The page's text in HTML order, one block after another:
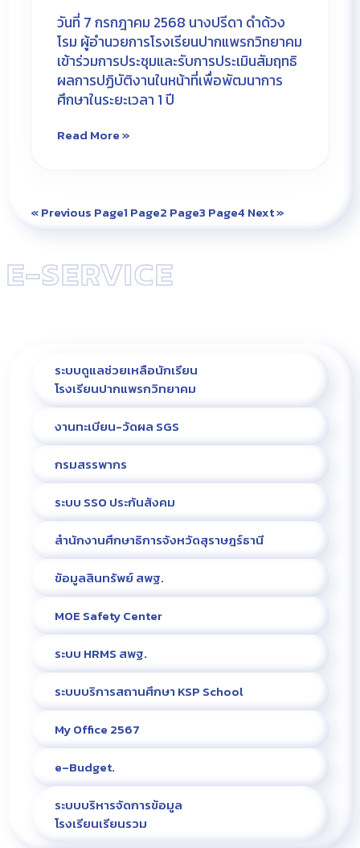
วันที่ 7 กรกฎาคม 2568 นางปรีดา ดำด้วง
โรม ผู้อำนวยการโรงเรียนปากแพรกวิทยาคม
เข้าร่วมการประชุมและรับการประเมินสัมฤทธิ
ผลการปฏิบัติงานในหน้าที่เพื่อพัฒนาการ
ศึกษาในระยะเวลา 1 ปี
Read More »
« Previous Page1 Page2 Page3 Page4 Next »
E-SERVICE
ระบบดูแลช่วยเหลือนักเรียน
โรงเรียนปากแพรกวิทยาคม
งานทะเบียน-วัดผล SGS
กรมสรรพากร
ระบบ SSO ประกันสังคม
สำนักงานศึกษาธิการจังหวัดสุราษฎร์ธานี
ข้อมูลสินทรัพย์ สพฐ.
MOE Safety Center
ระบบ HRMS สพฐ.
ระบบบริการสถานศึกษา KSP School
My Office 2567
e–Budget.
ระบบบริหารจัดการข้อมูล
โรงเรียนเรียนรวม